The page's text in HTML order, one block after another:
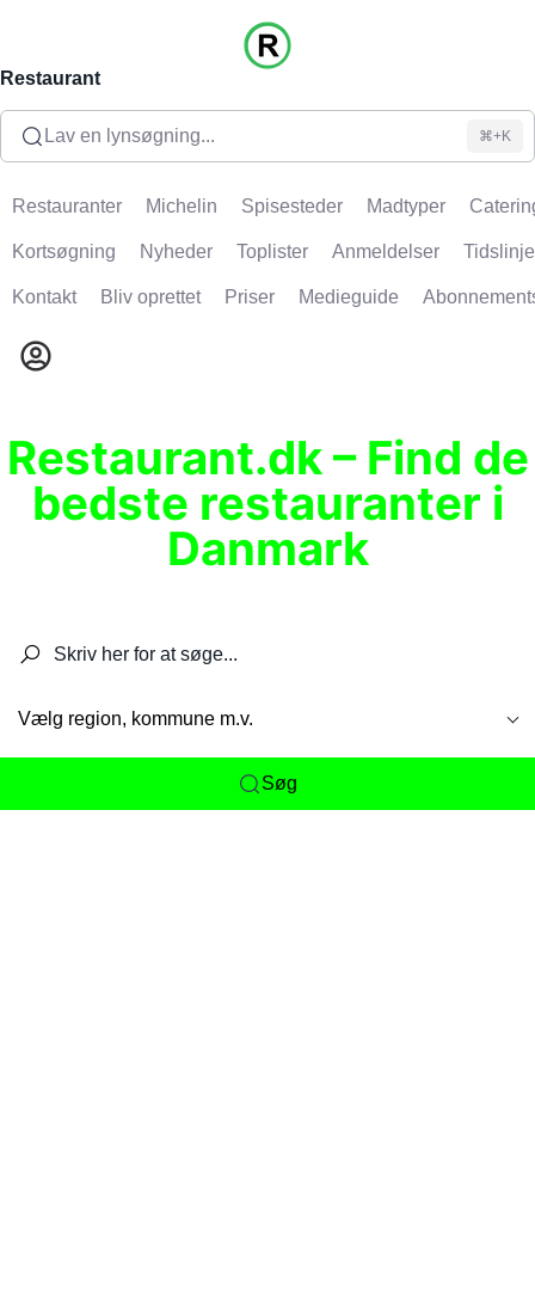
Restaurant
Lav en lynsøgning... ⌘+K
Restauranter Michelin Spisesteder Madtyper
Kortsøgning Nyheder Toplister Anmeldelser Tidslinje
Kontakt Bliv oprettet Priser Medieguide
Restaurant.dk – Find de
bedste restauranter i
Danmark
Vælg region, kommune m.v.
Søg